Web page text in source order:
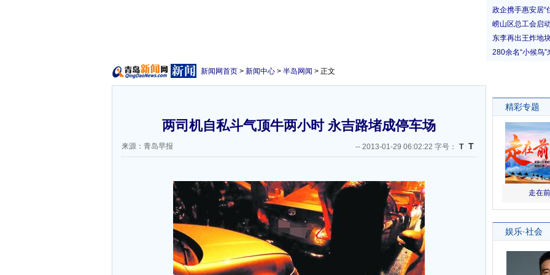
新闻网首页 > 新闻中心 > 半岛网闻 > 正文
两司机自私斗气顶牛两小时 永吉路堵成停车场
来源：青岛早报 -- 2013-01-29 06:02:22 字号： T T